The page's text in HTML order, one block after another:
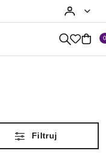
0
Filtruj